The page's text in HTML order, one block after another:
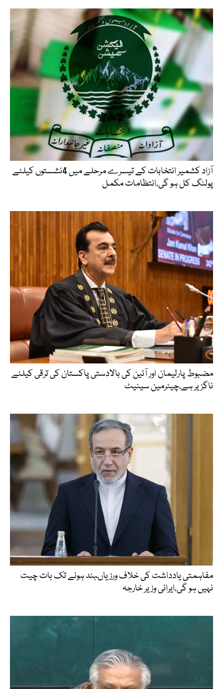
آزاد کشمیر انتخابات کے تیسرے مرحلے میں 4نشستوں کیلئے
پولنگ کل ہو گی،انتظامات مکمل
مضبوط پارلیمان اور آئین کی بالادستی پاکستان کی ترقی کیلئے
ناگزیر ہے،چیئرمین سینیٹ
مفاہمتی یادداشت کی خلاف ورزیاںبند ہونے تک بات چیت
نہیں ہو گی،ایرانی وزیر خارجہ